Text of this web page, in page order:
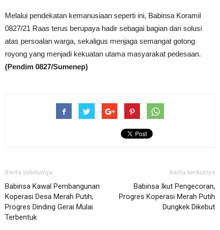
Melalui pendekatan kemanusiaan seperti ini, Babinsa Koramil
0827/21 Raas terus berupaya hadir sebagai bagian dari solusi
atas persoalan warga, sekaligus menjaga semangat gotong
royong yang menjadi kekuatan utama masyarakat pedesaan.
(Pendim 0827/Sumenep)
Berita sebelumya
Babinsa Kawal Pembangunan
Koperasi Desa Merah Putih,
Progres Dinding Gerai Mulai
Terbentuk
Berita berikutnya
Babinsa Ikut Pengecoran,
Progres Koperasi Merah Putih
Dungkek Dikebut